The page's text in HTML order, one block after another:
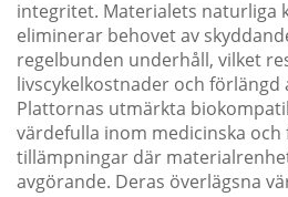
integritet. Materialets naturliga
eliminerar behovet av
regelbunden underhåll, vilket
livscykelkostnader och förlängd
Plattornas utmärkta
värdefulla inom medicinska och
tillämpningar där
avgörande. Deras överlägsna